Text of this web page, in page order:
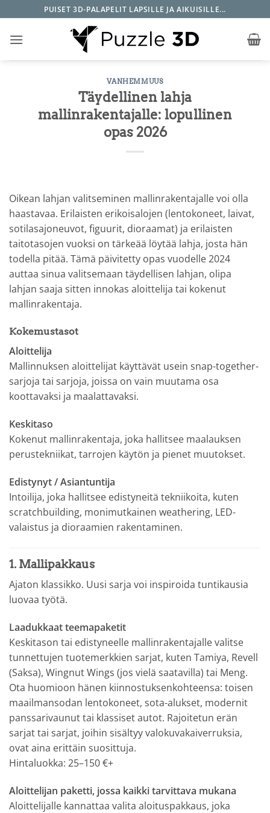
to
content
PUISET 3D-PALAPELIT LAPSILLE JA AIKUISILLE...
VANHEMMUUS
Täydellinen lahja
mallinrakentajalle: lopullinen
opas 2026
Oikean lahjan valitseminen mallinrakentajalle voi olla
haastavaa. Erilaisten erikoisalojen (lentokoneet, laivat,
sotilasajoneuvot, figuurit, dioraamat) ja erilaisten
taitotasojen vuoksi on tärkeää löytää lahja, josta hän
todella pitää. Tämä päivitetty opas vuodelle 2024
auttaa sinua valitsemaan täydellisen lahjan, olipa
lahjan saaja sitten innokas aloittelija tai kokenut
mallinrakentaja.
Kokemustasot
Aloittelija
Mallinnuksen aloittelijat käyttävät usein snap-together-
sarjoja tai sarjoja, joissa on vain muutama osa
koottavaksi ja maalattavaksi.
Keskitaso
Kokenut mallinrakentaja, joka hallitsee maalauksen
perustekniikat, tarrojen käytön ja pienet muutokset.
Edistynyt / Asiantuntija
Intoilija, joka hallitsee edistyneitä tekniikoita, kuten
scratchbuilding, monimutkainen weathering, LED-
valaistus ja dioraamien rakentaminen.
1. Mallipakkaus
Ajaton klassikko. Uusi sarja voi inspiroida tuntikausia
luovaa työtä.
Laadukkaat teemapaketit
Keskitason tai edistyneelle mallinrakentajalle valitse
tunnettujen tuotemerkkien sarjat, kuten Tamiya, Revell
(Saksa), Wingnut Wings (jos vielä saatavilla) tai Meng.
Ota huomioon hänen kiinnostuksenkohteensa: toisen
maailmansodan lentokoneet, sota-alukset, modernit
panssarivaunut tai klassiset autot. Rajoitetun erän
sarjat tai sarjat, joihin sisältyy valokuvakaiverruksia,
ovat aina erittäin suosittuja.
Hintaluokka: 25–150 €+
Aloittelijan paketti, jossa kaikki tarvittava mukana
Aloittelijalle kannattaa valita aloituspakkaus, joka